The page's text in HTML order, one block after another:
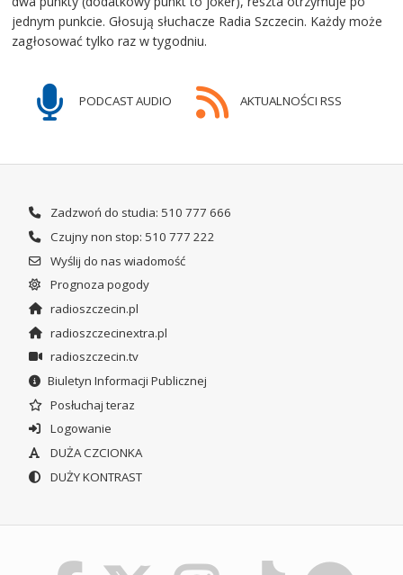
jednym punkcie. Głosują słuchacze Radia Szczecin. Każdy może
zagłosować tylko raz w tygodniu.
PODCAST AUDIO AKTUALNOŚCI RSS
Zadzwoń do studia: 510 777 666
Czujny non stop: 510 777 222
Wyślij do nas wiadomość
Prognoza pogody
radioszczecin.pl
radioszczecinextra.pl
radioszczecin.tv
Biuletyn Informacji Publicznej
Posłuchaj teraz
Logowanie
DUŻA CZCIONKA
DUŻY KONTRAST